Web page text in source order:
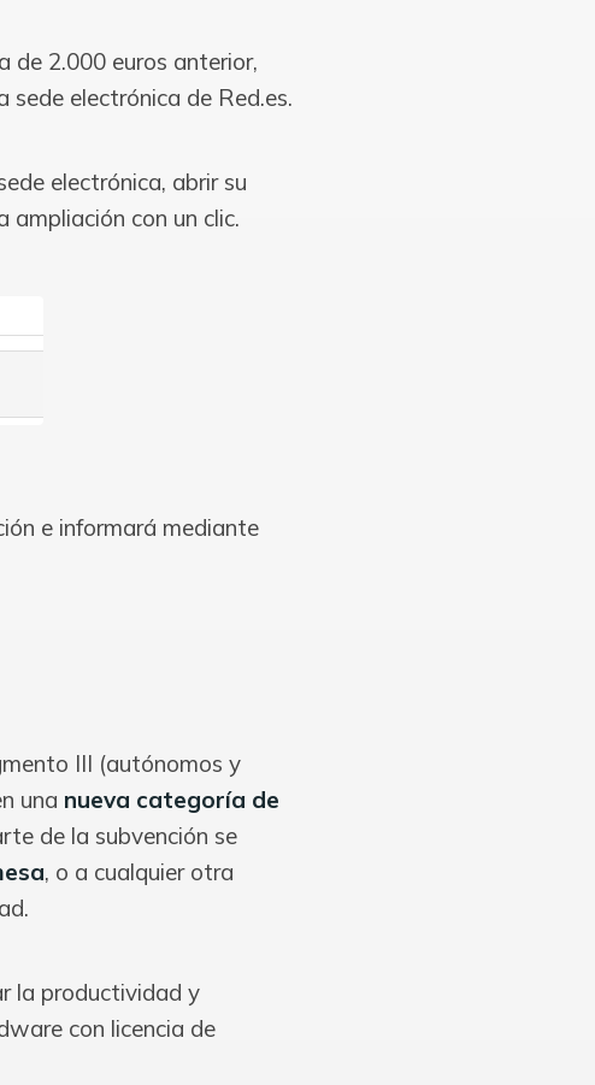
de 2.000 euros anterior,
electrónica de Red.es.
electrónica, abrir su
con un clic.
e informará mediante
III (autónomos y
una nueva categoría de
de la subvención se
, o a cualquier otra
la productividad y
con licencia de